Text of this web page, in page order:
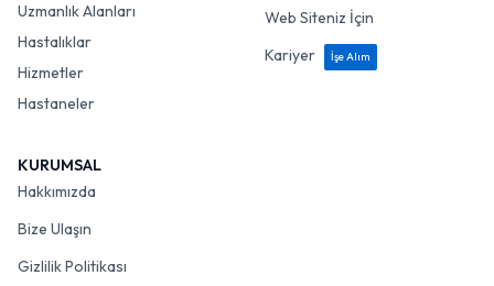
Uzmanlık Alanları
Hastalıklar
Hizmetler
Hastaneler
Web Siteniz İçin
Kariyer
İşe Alım
KURUMSAL
Hakkımızda
Bize Ulaşın
Gizlilik Politikası